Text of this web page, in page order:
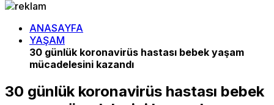
ANASAYFA
YAŞAM
30 günlük koronavirüs hastası bebek yaşam
mücadelesini kazandı
30 günlük koronavirüs hastası bebek